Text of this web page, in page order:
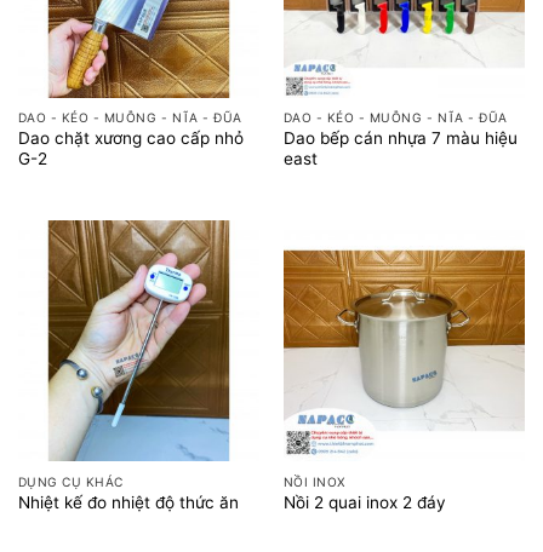
DAO - KÉO - MUỖNG - NĨA - ĐŨA
Dao chặt xương cao cấp nhỏ
G-2
DAO - KÉO - MUỖNG - NĨA - ĐŨA
Dao bếp cán nhựa 7 màu hiệu
east
DỤNG CỤ KHÁC
Nhiệt kế đo nhiệt độ thức ăn
NỒI INOX
Nồi 2 quai inox 2 đáy